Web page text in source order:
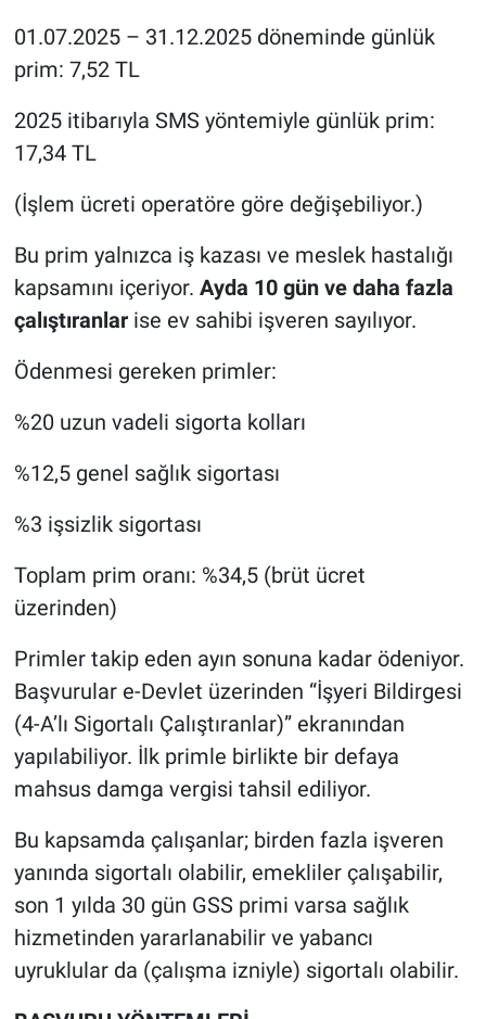
01.07.2025 – 31.12.2025 döneminde günlük
prim: 7,52 TL
2025 itibarıyla SMS yöntemiyle günlük prim:
17,34 TL
(İşlem ücreti operatöre göre değişebiliyor.)
Bu prim yalnızca iş kazası ve meslek hastalığı
kapsamını içeriyor. Ayda 10 gün ve daha fazla
çalıştıranlarise ev sahibi işveren sayılıyor.
Ödenmesi gereken primler:
%20 uzun vadeli sigorta kolları
%12,5 genel sağlık sigortası
%3 işsizlik sigortası
Toplam prim oranı: %34,5 (brüt ücret
üzerinden)
Primler takip eden ayın sonuna kadar ödeniyor.
Başvurular e-Devlet üzerinden “İşyeri Bildirgesi
(4-A’lı Sigortalı Çalıştıranlar)” ekranından
yapılabiliyor. İlk primle birlikte bir defaya
mahsus damga vergisi tahsil ediliyor.
Bu kapsamda çalışanlar; birden fazla işveren
yanında sigortalı olabilir, emekliler çalışabilir,
son 1 yılda 30 gün GSS primi varsa sağlık
hizmetinden yararlanabilir ve yabancı
uyruklular da (çalışma izniyle) sigortalı olabilir.